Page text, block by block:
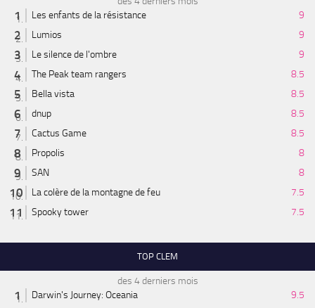
Les enfants de la résistance
9
Lumios
9
Le silence de l'ombre
9
The Peak team rangers
8.5
Bella vista
8.5
dnup
8.5
Cactus Game
8.5
Propolis
8
SAN
8
La colère de la montagne de feu
7.5
Spooky tower
7.5
TOP CLEM
des 4 derniers mois
Darwin's Journey: Oceania
9.5